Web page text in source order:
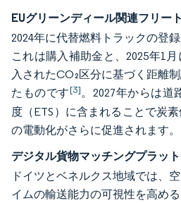
EUグリーンディール関連フリー
2024年に代替燃料トラックの登
これは購入補助金と、2025年1
入されたCO₂区分に基づく距離
たものです[3]。2027年からは道
度（ETS）に含まれることで炭
の電動化がさらに促進されます。
デジタル貨物マッチングプラッ
ドイツとベネルクス地域では、
イムの輸送能力の可視性を高め